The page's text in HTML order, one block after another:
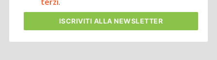
ISCRIVITI ALLA NEWSLETTER